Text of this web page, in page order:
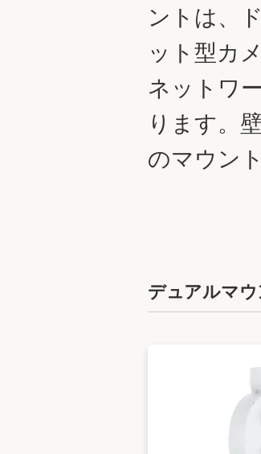
ントは、
ット型カ
ネットワ
ります。
のマウン
デュアルマ